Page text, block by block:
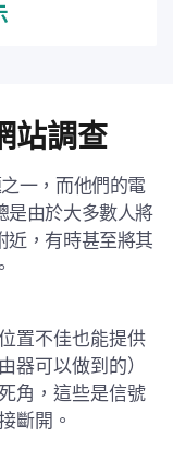
站調查
一，而他們的電
是由於大多數人將
近，有時甚至將其
置不佳也能提供
器可以做到的）
角，這些是信號
斷開。